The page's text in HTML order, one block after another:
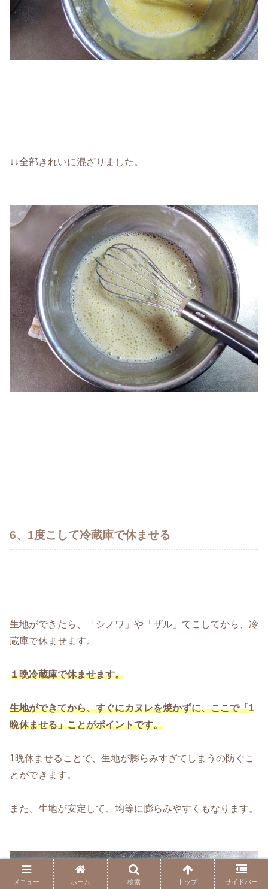
↓↓全部きれいに混ざりました。
6、1度こして冷蔵庫で休ませる
生地ができたら、「シノワ」や「ザル」でこしてから、冷
蔵庫で休ませます。
１晩冷蔵庫で休ませます。
生地ができてから、すぐにカヌレを焼かずに、ここで「1
晩休ませる」ことがポイントです。
1晩休ませることで、生地が膨らみすぎてしまうの防ぐこ
とができます。
また、生地が安定して、均等に膨らみやすくもなります。
メニュー ホーム 検索 トップ サイドバー